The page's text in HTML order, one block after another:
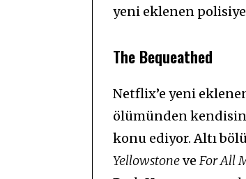
2
yeni eklenen
The Bequeathed
Netflix’e yeni
ölümünden
konu ediyor. Altı
Yellowstoneve For All